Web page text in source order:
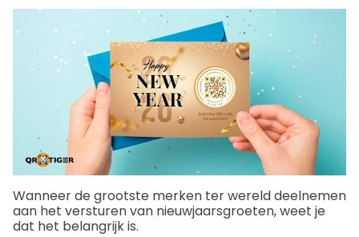
Wanneer de grootste merken ter wereld deelnemen
aan het versturen van nieuwjaarsgroeten, weet je
dat het belangrijk is.